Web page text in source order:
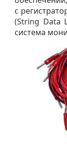
с
(String Data
система